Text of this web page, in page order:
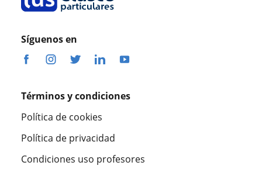
Síguenos en
Términos y condiciones
Política de cookies
Política de privacidad
Condiciones uso profesores